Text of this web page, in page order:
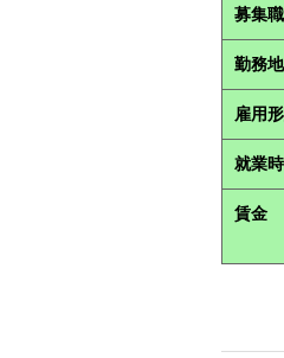
募集
勤務地
雇用
就業
賃金